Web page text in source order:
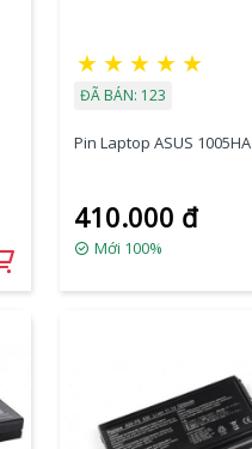
★ ★ ★ ★ ★
ĐÃ BÁN: 123
Pin Laptop ASUS 1005HA
410.000 đ
Mới 100%